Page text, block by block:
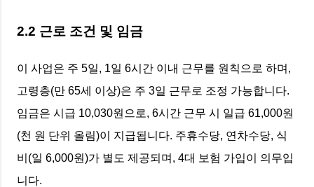
2.2 근로 조건 및 임금
이 사업은 주 5일, 1일 6시간 이내 근무를 원칙으로 하며,
고령층(만 65세 이상)은 주 3일 근무로 조정 가능합니다.
임금은 시급 10,030원으로, 6시간 근무 시 일급 61,000원
(천 원 단위 올림)이 지급됩니다. 주휴수당, 연차수당, 식
비(일 6,000원)가 별도 제공되며, 4대 보험 가입이 의무입
니다.